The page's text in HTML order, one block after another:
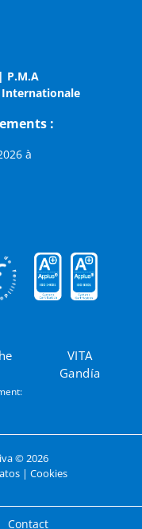
P.M.A
Internationale
:
à
VITA
Gandía
©2026
| Cookies
Contact